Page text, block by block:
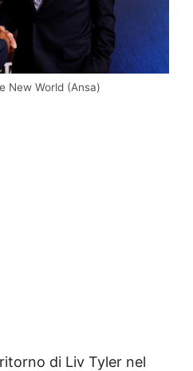
New World (Ansa)
di Liv Tyler nel